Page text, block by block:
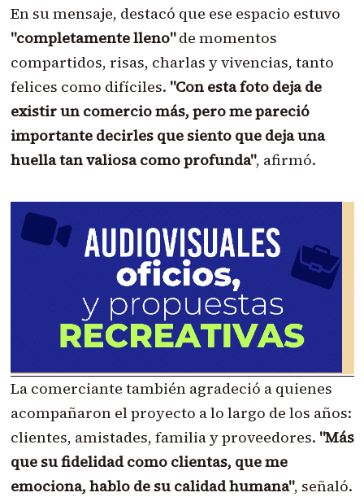
En su mensaje, destacó que ese espacio estuvo
"completamente lleno"de momentos
compartidos, risas, charlas y vivencias, tanto
felices como difíciles. "Con esta foto deja de
existir un comercio más, pero me pareció
importante decirles que siento que deja una
huella tan valiosa como profunda", afirmó.
La comerciante también agradeció a quienes
acompañaron el proyecto a lo largo de los años:
clientes, amistades, familia y proveedores. "Más
que su fidelidad como clientas, que me
emociona, hablo de su calidad humana", señaló.